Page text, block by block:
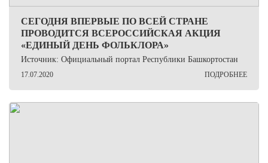
СЕГОДНЯ ВПЕРВЫЕ ПО ВСЕЙ СТРАНЕ
ПРОВОДИТСЯ ВСЕРОССИЙСКАЯ АКЦИЯ
«ЕДИНЫЙ ДЕНЬ ФОЛЬКЛОРА»
Источник: Официальный портал Республики Башкортостан
17.07.2020 ПОДРОБНЕЕ